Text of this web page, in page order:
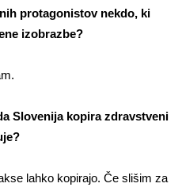
protagonistov nekdo, ki
izobrazbe?
Slovenija kopira zdravstveni
lahko kopirajo. Če slišim za